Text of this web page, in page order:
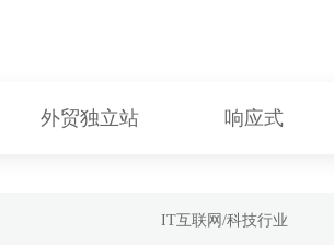
外贸独立站 响应式
IT互联网/科技行业